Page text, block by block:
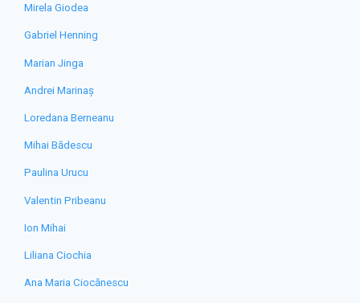
Mirela Giodea
Gabriel Henning
Marian Jinga
Andrei Marinaș
Loredana Berneanu
Mihai Bădescu
Paulina Urucu
Valentin Pribeanu
Ion Mihai
Liliana Ciochia
Ana Maria Ciocănescu